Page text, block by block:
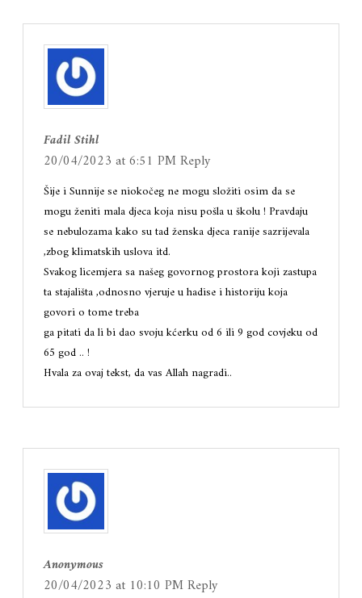
Fadil Stihl
20/04/2023 at 6:51 PMReply
Šije i Sunnije se niokočeg ne mogu složiti osim da se
mogu ženiti mala djeca koja nisu pošla u školu ! Pravdaju
se nebulozama kako su tad ženska djeca ranije sazrijevala
,zbog klimatskih uslova itd.
Svakog licemjera sa našeg govornog prostora koji zastupa
ta stajališta ,odnosno vjeruje u hadise i historiju koja
govori o tome treba
ga pitati da li bi dao svoju kćerku od 6 ili 9 god covjeku od
65 god .. !
Hvala za ovaj tekst, da vas Allah nagradi..
Anonymous
20/04/2023 at 10:10 PMReply